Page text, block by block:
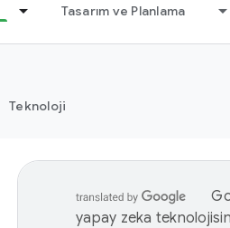
Tasarım ve Planlama
Teknoloji
yapay zeka